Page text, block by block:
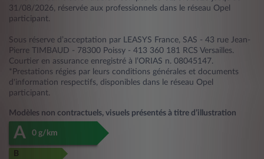
31/08/2026, réservée aux professionnels dans le réseau Opel
participant.
Sous réserve d’acceptation par LEASYS France, SAS - 43 rue Jean-
Pierre TIMBAUD - 78300 Poissy - 413 360 181 RCS Versailles.
Courtier en assurance enregistré à l’ORIAS n. 08045147.
*Prestations régies par leurs conditions générales et documents
d'information respectifs, disponibles dans le réseau Opel
participant.
Modèles non contractuels, visuels présentés à titre d’illustration
A 0 g/km
B